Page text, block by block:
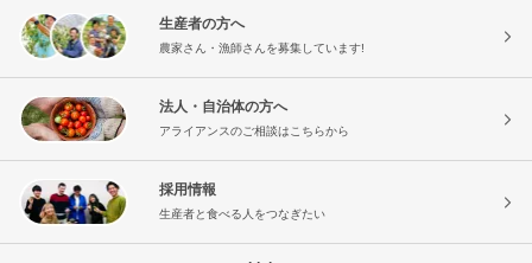
生産者の方へ
農家さん・漁師さんを募集しています!
法人・自治体の方へ
アライアンスのご相談はこちらから
採用情報
生産者と食べる人をつなぎたい